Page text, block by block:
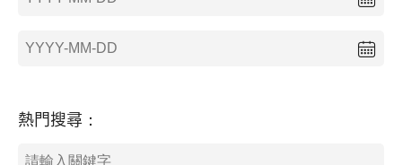
熱門搜尋：